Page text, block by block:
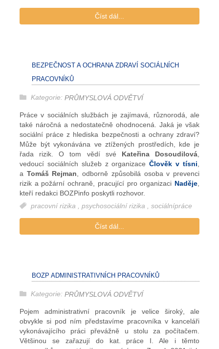
Číst dál...
BEZPEČNOST A OCHRANA ZDRAVÍ SOCIÁLNÍCH
PRACOVNÍKŮ
Kategorie: PRŮMYSLOVÁ ODVĚTVÍ
Práce v sociálních službách je zajímavá, různorodá, ale
také náročná a nedostatečně ohodnocená. Jaká je však
sociální práce z hlediska bezpečnosti a ochrany zdraví?
Může být vykonávána ve ztížených prostředích, kde je
řada rizik. O tom vědí své Kateřina Dosoudilová
vedoucí sociálních služeb z organizaceČlověk v tísni
a Tomáš Rejman , odborně způsobilá osoba v prevenci
rizik a požární ochraně, pracující pro organizaci Naděje
kteří redakci BOZPinfo poskytli rozhovor.
pracovní rizika
psychosociální rizika sociálnípráce
Číst dál...
BOZP ADMINISTRATIVNÍCH PRACOVNÍKŮ
Kategorie: PRŮMYSLOVÁ ODVĚTVÍ
Pojem administrativní pracovník je velice široký, ale
obvykle si pod ním představíme pracovníka v kanceláři
vykonávajícího práci převážně u stolu za počítačem.
Většinou se zařazují do kat. práce I. Ale i těmto